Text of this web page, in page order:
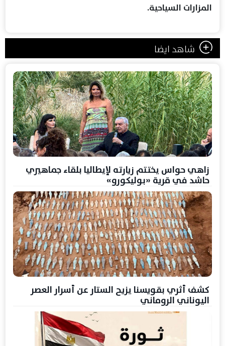
المزارات السياحية.
شاهد ايضا
زاهي حواس يختتم زيارته لإيطاليا بلقاء جماهيري
حاشد في قرية «بوليكورو»
كشف أثري بقويسنا يزيح الستار عن أسرار العصر
اليوناني الروماني